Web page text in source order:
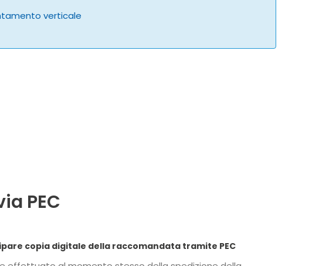
verticale
PEC
procura speciale al portale LetteraSenzaBusta.com per anticipare copia digitale della raccomandata tramite PEC